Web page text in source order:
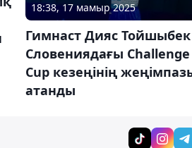
18:38, 17 мамыр 2025
Гимнаст Дияс Тойшыбек
Словениядағы Challenge
Cup кезеңінің
атанды